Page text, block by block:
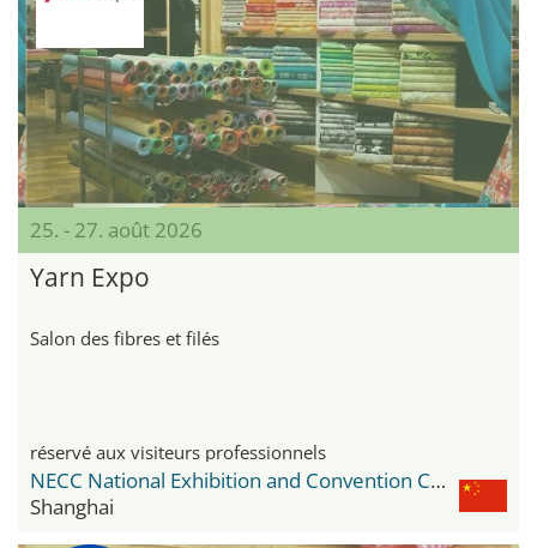
25. - 27. août 2026
Yarn Expo
Salon des fibres et filés
réservé aux visiteurs professionnels
NECC National Exhibition and Convention Center
Shanghai